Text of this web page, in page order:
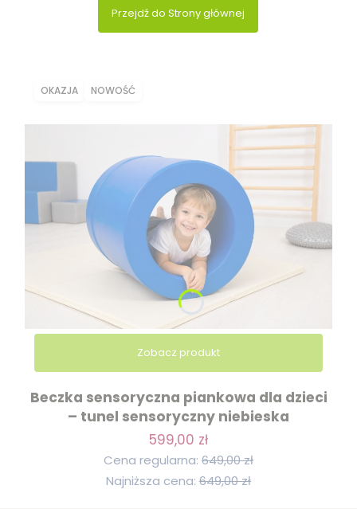
Przejdź do Strony głównej
OKAZJA NOWOŚĆ
Zobacz produkt
Beczka sensoryczna piankowa dla dzieci
– tunel sensoryczny niebieska
599,00 zł
Cena regularna: 649,00 zł
Najniższa cena: 649,00 zł